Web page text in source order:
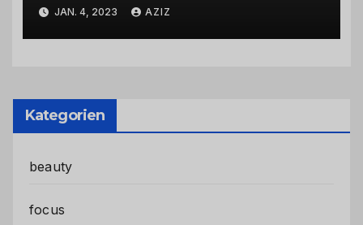
Stadtteilen
JAN. 4, 2023 AZIZ
Kategorien
beauty
focus